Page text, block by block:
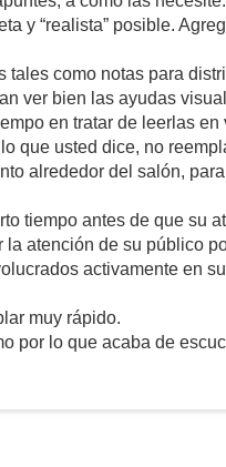
y “realista” posible.
como notas para
ver bien las ayudas
en tratar de leerlas en
que usted dice, no
alrededor del salón,
tiempo antes de que su
atención de su público
activamente en
muy rápido.
por lo que acaba de